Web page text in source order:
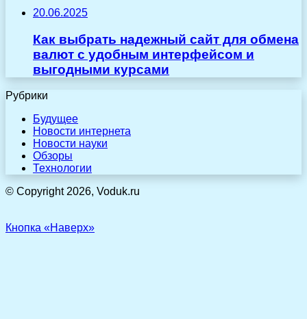
20.06.2025
Как выбрать надежный сайт для обмена
валют с удобным интерфейсом и
выгодными курсами
Рубрики
Будущее
Новости интернета
Новости науки
Обзоры
Технологии
© Copyright 2026, Voduk.ru
Кнопка «Наверх»